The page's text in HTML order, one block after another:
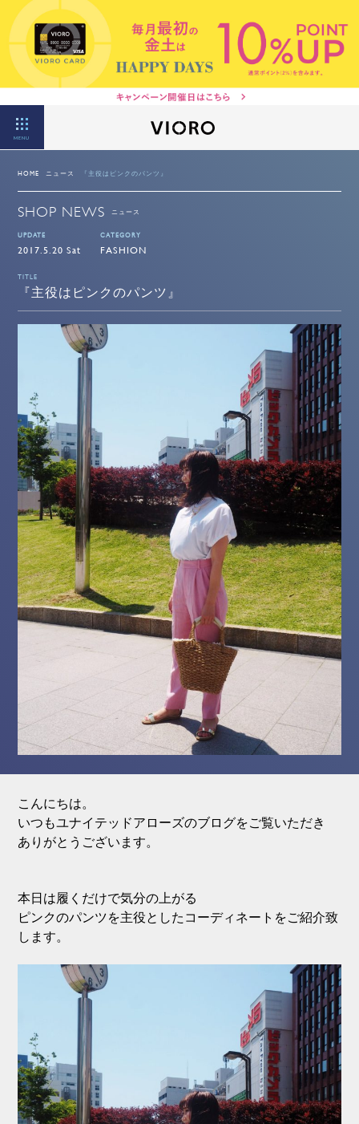
MENU
HOME ニュース 『主役はピンクのパンツ』
SHOP NEWS ニュース
UPDATE
2017.5.20 Sat
CATEGORY
FASHION
TITLE
『主役はピンクのパンツ』
こんにちは。
いつもユナイテッドアローズのブログをご覧いただき
ありがとうございます。
本日は履くだけで気分の上がる
ピンクのパンツを主役としたコーディネートをご紹介致
します。